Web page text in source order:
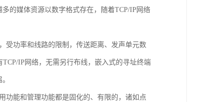
的媒体资源以数字格式存在，随着TCP/IP网络
受功率和线路的限制，传送距离、发声单元数
IP网络，无需另行布线，嵌入式的寻址终端
功能和管理功能都是固化的、有限的，诸如点